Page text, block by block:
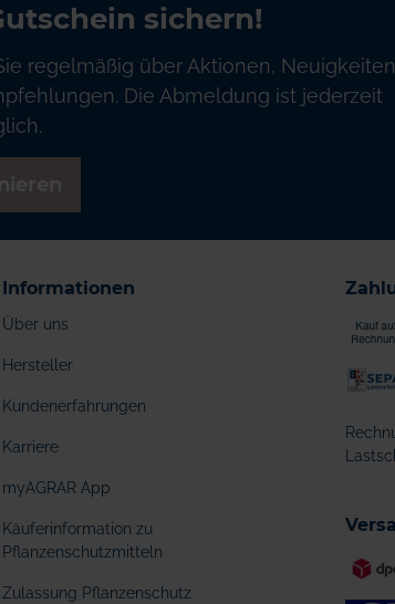
sichern!
regelmäßig über Aktionen, Neuigkeiten
Die Abmeldung ist jederzeit
Informationen
Über uns
Hersteller
Kundenerfahrungen
Karriere
myAGRAR App
Käuferinformation zu
Pflanzenschutzmitteln
Zulassung Pflanzenschutz